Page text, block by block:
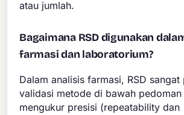
atau jumlah.
Bagaimana RSD digunakan
farmasi dan laboratorium?
Dalam analisis farmasi, RSD
validasi metode di bawah pedoman
mengukur presisi (repeatability dan